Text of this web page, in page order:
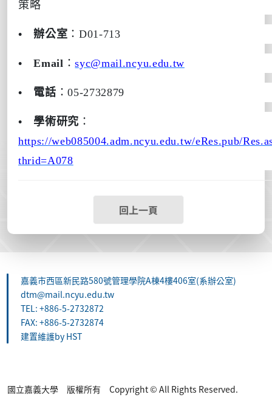
策略
• 辦公室 ：D01-713
• Email ：syc@mail.ncyu.edu.tw
• 電話 ：05-2732879
• 學術研究 ：
https://web085004.adm.ncyu.edu.tw/eRes.pub/
thrid=A078
回上一頁
嘉義市西區新民路580號管理學院A棟4樓406室(系辦公室)
dtm@mail.ncyu.edu.tw
TEL: +886-5-2732872
FAX: +886-5-2732874
建置維護by HST
國立嘉義大學 版權所有 Copyright © All Rights Reserved.